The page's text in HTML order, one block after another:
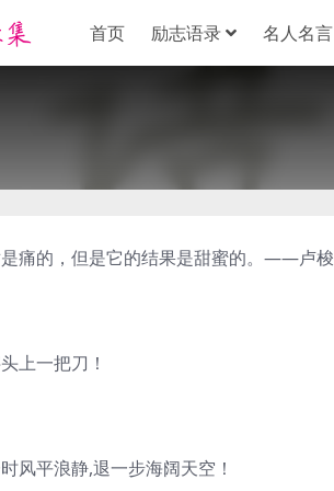
首页 励志语录 名人名言
痛的，但是它的结果是甜蜜的。——卢梭
上一把刀！
风平浪静,退一步海阔天空！